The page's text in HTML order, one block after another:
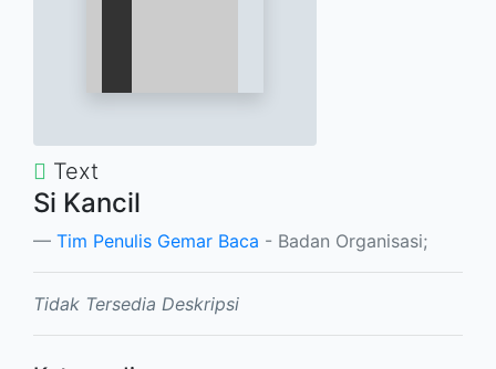
Text
Si Kancil
Tim Penulis Gemar Baca - Badan Organisasi;
Tidak Tersedia Deskripsi